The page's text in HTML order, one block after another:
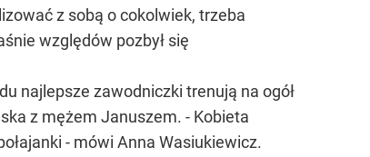
z sobą o cokolwiek, trzeba
względów pozbył się
najlepsze zawodniczki trenują na ogół
z mężem Januszem. - Kobieta
- mówi Anna Wasiukiewicz.